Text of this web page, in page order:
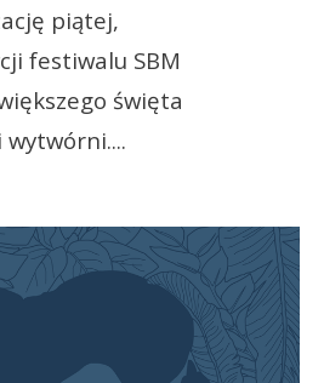
piątej,
festiwalu SBM
święta
wytwórni....